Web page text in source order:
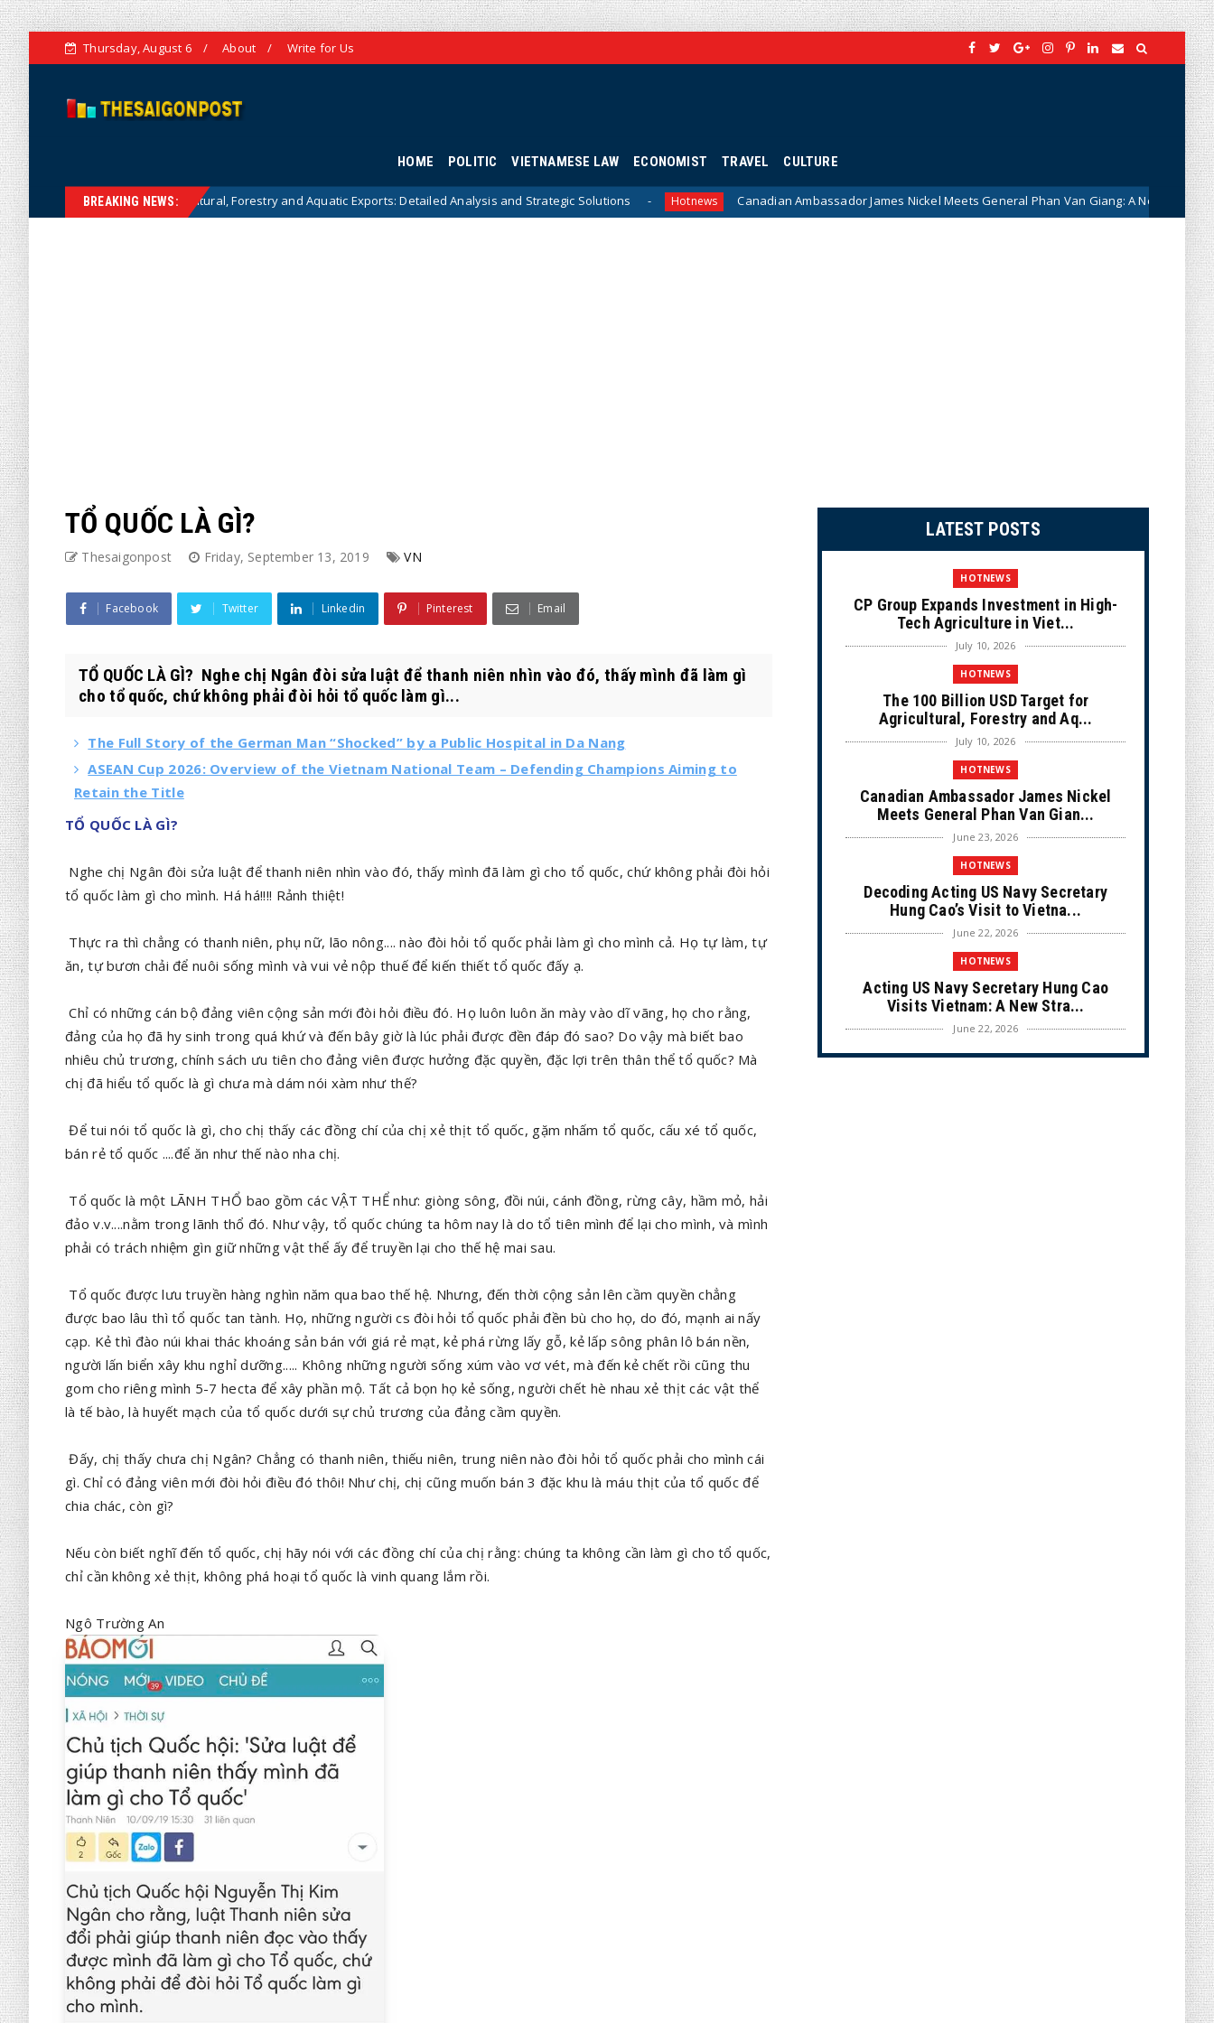
Thursday, August 6 About Write for Us
HOME POLITIC VIETNAMESE LAW ECONOMIST TRAVEL CULTURE
BREAKING NEWS:
for Agricultural, Forestry and Aquatic Exports: Detailed Analysis and Strategic Solutions Hotnews Canadian Ambassador James Nickel Meets General Phan Van Giang: A New Chapter in
TỔ QUỐC LÀ GÌ?
Thesaigonpost Friday, September 13, 2019 VN
Facebook Twitter Linkedin Pinterest Email
TỔ QUỐC LÀ GÌ? Nghe chị Ngân đòi sửa luật để thanh niên nhìn vào đó, thấy mình đã làm gì
cho tổ quốc, chứ không phải đòi hỏi tổ quốc làm gì...
The Full Story of the German Man “Shocked” by a Public Hospital in Da Nang
ASEAN Cup 2026: Overview of the Vietnam National Team – Defending Champions Aiming to
Retain the Title
TỔ QUỐC LÀ GÌ?
Nghe chị Ngân đòi sửa luật để thanh niên nhìn vào đó, thấy mình đã làm gì cho tổ quốc, chứ không phải đòi hỏi
tổ quốc làm gì cho mình. Há há!!!! Rảnh thiệt!
Thực ra thì chẳng có thanh niên, phụ nữ, lão nông.... nào đòi hỏi tổ quốc phải làm gì cho mình cả. Họ tự làm, tự
ăn, tự bươn chải để nuôi sống mình và vui vẻ nộp thuế để kiến thiết tổ quốc đấy ạ.
Chỉ có những cán bộ đảng viên cộng sản mới đòi hỏi điều đó. Họ luôn luôn ăn mày vào dĩ vãng, họ cho rằng,
đảng của họ đã hy sinh trong quá khứ và đến bây giờ là lúc phải được đền đáp đó sao? Do vậy mà biết bao
nhiêu chủ trương, chính sách ưu tiên cho đảng viên được hưởng đặc quyền, đặc lợi trên thân thể tổ quốc? Mà
chị đã hiểu tổ quốc là gì chưa mà dám nói xàm như thế?
Để tui nói tổ quốc là gì, cho chị thấy các đồng chí của chị xẻ thịt tổ quốc, gặm nhấm tổ quốc, cấu xé tổ quốc,
bán rẻ tổ quốc ....để ăn như thế nào nha chị.
Tổ quốc là một LÃNH THỔ bao gồm các VẬT THỂ như: giòng sông, đồi núi, cánh đồng, rừng cây, hầm mỏ, hải
đảo v.v....nằm trong lãnh thổ đó. Như vậy, tổ quốc chúng ta hôm nay là do tổ tiên mình để lại cho mình, và mình
phải có trách nhiệm gìn giữ những vật thể ấy để truyền lại cho thế hệ mai sau.
Tổ quốc được lưu truyền hàng nghìn năm qua bao thế hệ. Nhưng, đến thời cộng sản lên cầm quyền chẳng
được bao lâu thì tổ quốc tan tành. Họ, những người cs đòi hỏi tổ quốc phải đền bù cho họ, do đó, mạnh ai nấy
cạp. Kẻ thì đào núi khai thác khoáng sản bán với giá rẻ mạt, kẻ phá rừng lấy gỗ, kẻ lấp sông phân lô bán nền,
người lấn biển xây khu nghỉ dưỡng..... Không những người sống xúm vào vơ vét, mà đến kẻ chết rồi cũng thu
gom cho riêng mình 5-7 hecta để xây phần mộ. Tất cả bọn họ kẻ sống, người chết hè nhau xẻ thịt các vật thể
là tế bào, là huyết mạch của tổ quốc dưới sự chủ trương của đảng cầm quyền.
Đấy, chị thấy chưa chị Ngân? Chẳng có thanh niên, thiếu niên, trung niên nào đòi hỏi tổ quốc phải cho mình cái
gì. Chỉ có đảng viên mới đòi hỏi điều đó thôi! Như chị, chị cũng muốn bán 3 đặc khu là máu thịt của tổ quốc để
chia chác, còn gì?
Nếu còn biết nghĩ đến tổ quốc, chị hãy nói với các đồng chí của chị rằng: chúng ta không cần làm gì cho tổ quốc,
chỉ cần không xẻ thịt, không phá hoại tổ quốc là vinh quang lắm rồi.
Ngô Trường An
LATEST POSTS
HOTNEWS
CP Group Expands Investment in High-
Tech Agriculture in Viet...
July 10, 2026
HOTNEWS
The 100 Billion USD Target for
Agricultural, Forestry and Aq...
July 10, 2026
HOTNEWS
Canadian Ambassador James Nickel
Meets General Phan Van Gian...
June 23, 2026
HOTNEWS
Decoding Acting US Navy Secretary
Hung Cao’s Visit to Vietna...
June 22, 2026
HOTNEWS
Acting US Navy Secretary Hung Cao
Visits Vietnam: A New Stra...
June 22, 2026
CULTURE